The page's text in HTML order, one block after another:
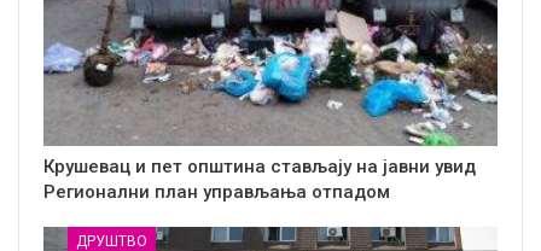
Крушевац и пет општина стављају на јавни увид
Регионални план управљања отпадом
ДРУШТВО